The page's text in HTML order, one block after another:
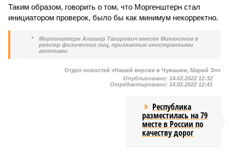
Таким образом, говорить о том, что Моргенштерн стал
инициатором проверок, было бы как минимум некорректно.
*
Моргенштерн Алишер Тагирович внесен Минюстом в
реестр физических лиц, признанных иностранными
агентами
Отдел новостей «Нашей версии в Чувашии, Марий Эл»
Опубликовано: 14.02.2022 12:32
Отредактировано: 14.02.2022 12:41
Республика
разместилась на 79
месте в России по
качеству дорог